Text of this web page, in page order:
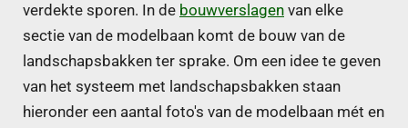
verdekte sporen. In de bouwverslagen van elke
sectie van de modelbaan komt de bouw van de
landschapsbakken ter sprake. Om een idee te geven
van het systeem met landschapsbakken staan
hieronder een aantal foto's van de modelbaan mét en